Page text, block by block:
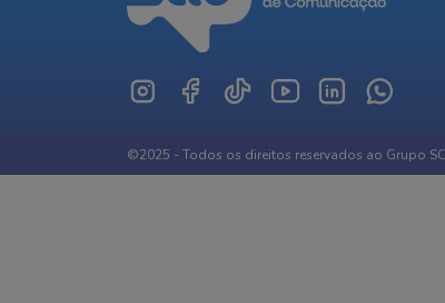
©2025 - Todos os direitos reservados ao Grupo